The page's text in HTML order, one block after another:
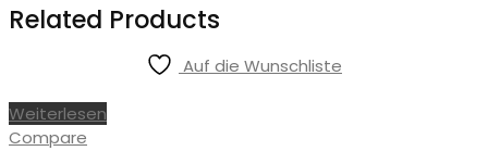
Related Products
Auf die Wunschliste
Weiterlesen
Compare